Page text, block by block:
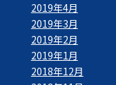
2019年4月
2019年3月
2019年2月
2019年1月
2018年12月